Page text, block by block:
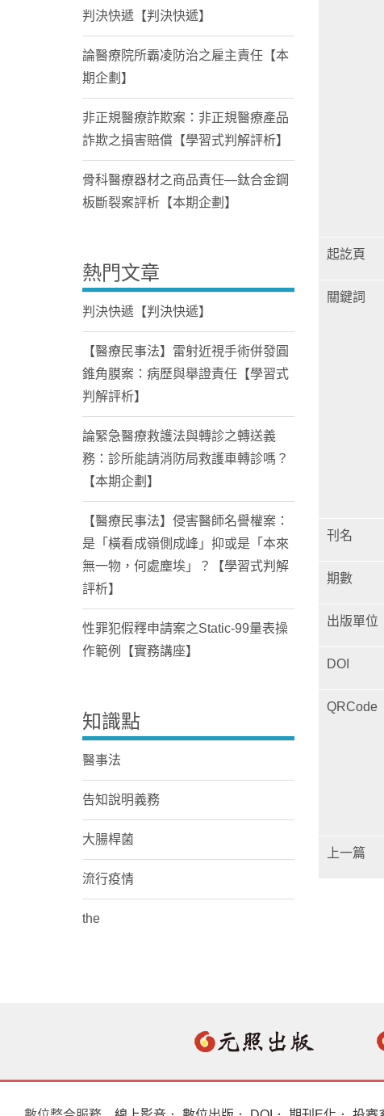
起訖頁
關鍵詞
刊名
期數
出版單位
DOI
QRCode
上一篇
判決快遞【判決快遞】
論醫療院所霸凌防治之雇主責任【本
期企劃】
非正規醫療詐欺案：非正規醫療產品
詐欺之損害賠償【學習式判解評析】
骨科醫療器材之商品責任—鈦合金鋼
板斷裂案評析【本期企劃】
熱門文章
判決快遞【判決快遞】
【醫療民事法】雷射近視手術併發圓
錐角膜案：病歷與舉證責任【學習式
判解評析】
論緊急醫療救護法與轉診之轉送義
務：診所能請消防局救護車轉診嗎？
【本期企劃】
【醫療民事法】侵害醫師名譽權案：
是「橫看成嶺側成峰」抑或是「本來
無一物，何處塵埃」？【學習式判解
評析】
性罪犯假釋申請案之Static-99量表操
作範例【實務講座】
知識點
醫事法
告知說明義務
大腸桿菌
流行疫情
the